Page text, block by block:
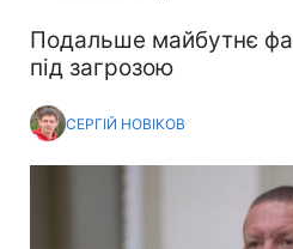
Подальше майбутнє
під загрозою
СЕРГІЙ НОВІКОВ